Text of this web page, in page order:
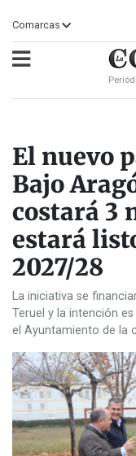
Comarcas
El nuevo
Bajo
costará 3
estará
2027/28
La iniciativa se
Teruel y la intención
el Ayuntamiento de la